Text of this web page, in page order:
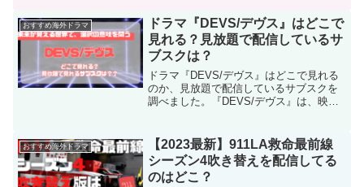
つきのキャンプ場を舞台に、実在の殺人
鬼のストーリーも展開します。
おすすめ海外ドラマ
ドラマ『DEVS/デヴス』はどこで
見れる？見放題で配信しているサ
ブスクは？
ドラマ『DEVS/デヴス』はどこで見れる
のか、見放題で配信しているサブスクを
調べました。『DEVS/デヴス』は、映画
ーランド監督の新作ドラマとして、ひそ
かに注目されている作品です。SFファ
ン、哲学的な作品が好きな人、ミステリ
ードラマが好きな人は必見です！
おすすめ海外ドラマ
【2023最新】911LA救命最前線
シーズン4吹き替えを配信してる
のはどこ？